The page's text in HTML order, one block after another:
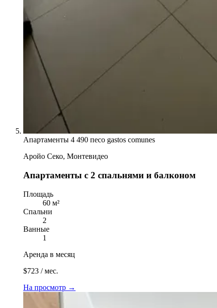
Апартаменты 4 490 песо gastos comunes
Аройо Секо, Монтевидео
Апартаменты с 2 спальнями и балконом
Площадь
60 м²
Спальни
2
Ванные
1
Аренда в месяц
$723 / мес.
На просмотр →